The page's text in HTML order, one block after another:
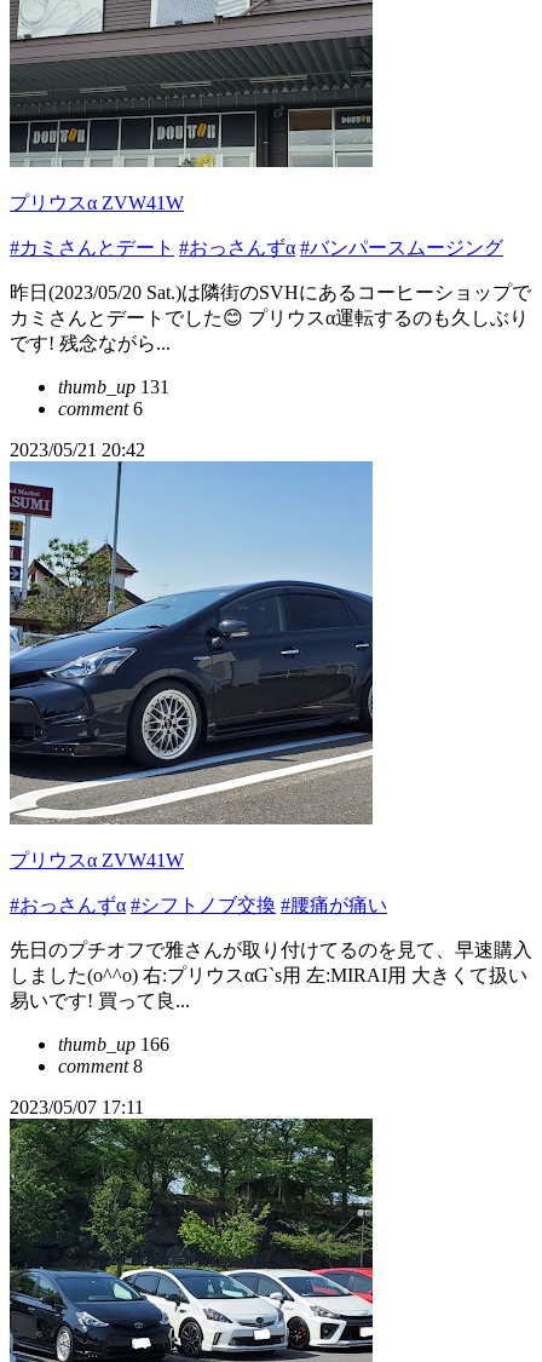
プリウスα ZVW41W
#カミさんとデート #おっさんずα #バンパースムージング
昨日(2023/05/20 Sat.)は隣街のSVHにあるコーヒーショップで
カミさんとデートでした😊 プリウス‪α‬運転するのも久しぶり
です! 残念ながら...
thumb_up 131
comment6
2023/05/21 20:42
プリウスα ZVW41W
#おっさんずα #シフトノブ交換 #腰痛が痛い
先日のプチオフで雅さんが取り付けてるのを見て、早速購入
しました(o^^o) 右:プリウス‪α‬G`s用 左:MIRAI用 大きくて扱い
易いです! 買って良...
thumb_up 166
comment8
2023/05/07 17:11